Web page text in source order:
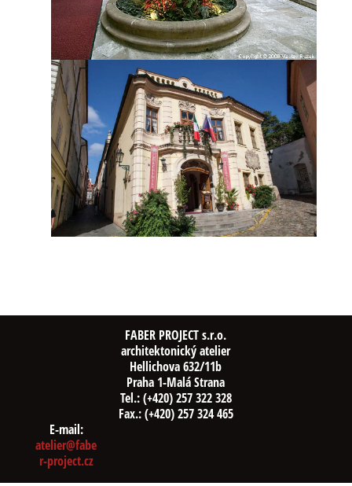
FABER PROJECT s.r.o.
architektonický atelier
Hellichova 632/11b
Praha 1-Malá Strana
Tel.: (+420) 257 322 328
Fax.: (+420) 257 324 465
E-mail:
atelier@fabe
r-project.cz